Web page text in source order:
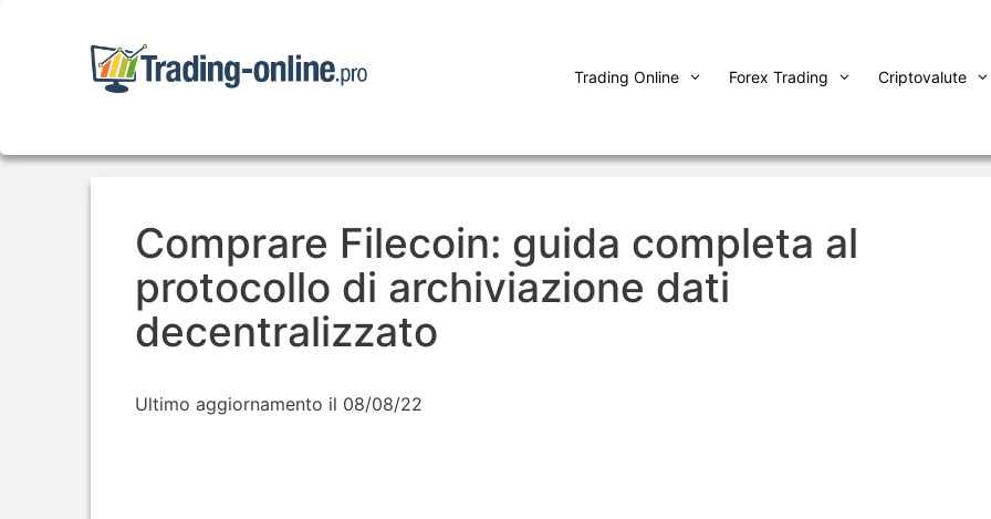
Trading Online Forex Trading Criptovalute
Comprare Filecoin: guida completa al
protocollo di archiviazione dati
decentralizzato
Ultimo aggiornamento il 08/08/22